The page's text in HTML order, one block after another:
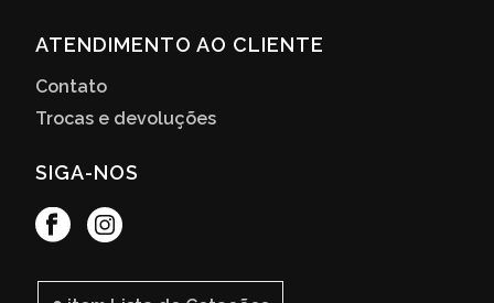
ATENDIMENTO AO CLIENTE
Contato
Trocas e devoluções
SIGA-NOS